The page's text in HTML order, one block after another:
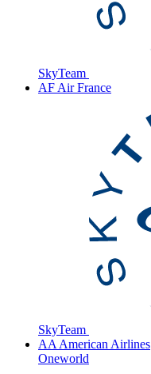
SkyTeam
AF Air France
SkyTeam
AA American Airlines
Oneworld